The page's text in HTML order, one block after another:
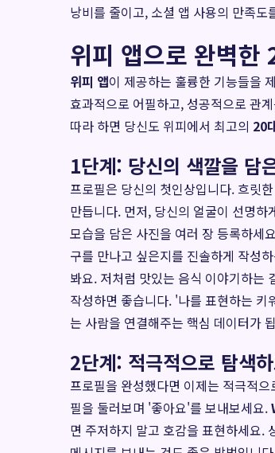
낭비를 줄이고, 소셜 앱 사용의 만족
위피 앱으로 완벽한
위피 앱이 제공하는 훌륭한 기능들을
효과적으로 어필하고, 성공적으로 관
따라 하면 당신도 위피에서 최고의 20
1단계: 당신의 색깔을 담
프로필은 당신의 첫인상입니다. 흐릿
만듭니다. 먼저, 당신의 얼굴이 선명
모습을 담은 사진을 여러 장 등록하세
구를 만나고 싶은지를 진솔하게 작성
봐요. 저처럼 맛있는 음식 이야기하는
작성하면 좋습니다. '나를 표현하는
는 사람을 연결해주는 핵심 데이터가
2단계: 적극적으로 탐색
프로필을 완성했다면 이제는 적극적
필을 둘러보며 '좋아요'를 보내보세요.
면 주저하지 말고 호감을 표현하세요.